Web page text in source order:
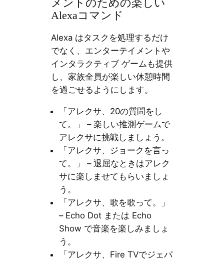
メントのための楽しい
Alexaコマンド
Alexa はタスクを処理するだけ
でなく、エンターテイメントや
インタラクティブ ゲームも提供
し、家族全員が楽しい休憩時間
を過ごせるようにします。
「アレクサ、20の質問をし
て。」 – 楽しい推測ゲームで
アレクサに挑戦しましょう。
「アレクサ、ジョークを言っ
て。」 – 退屈なときはアレク
サに楽しませてもらいましょ
う。
「アレクサ、歌を歌って。」
– Echo Dot または Echo
Show で音楽を楽しみましょ
う。
「アレクサ、Fire TVでジェパ